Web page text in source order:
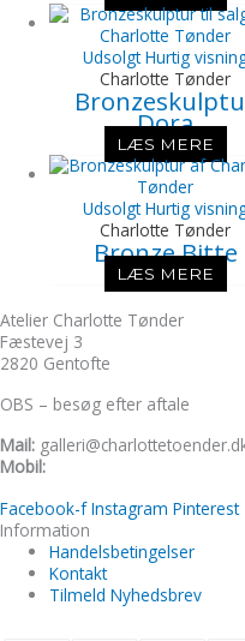
Udsolgt Hurtig
Charlotte Tønder
Dora
LÆS MERE
Udsolgt Hurtig
Charlotte Tønder
Bronze Bitte
LÆS MERE
Atelier Charlotte Tønder
Fæstevej 3
2820 Gentofte
OBS – besøg efter aftale
Mail:
Mobil:
Facebook-f Instagram Pinterest
Information
Handelsbetingelser
Kontakt
Tilmeld Nyhedsbrev